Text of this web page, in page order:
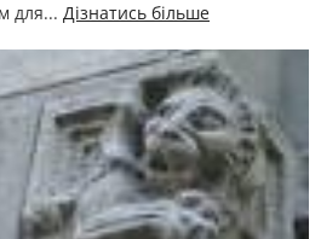
для... Дізнатись більше